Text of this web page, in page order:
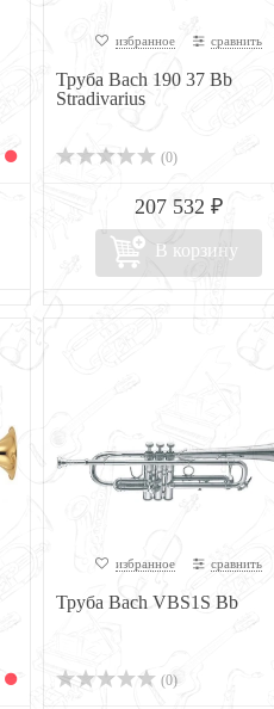
избранное сравнить
Труба Bach 190 37 Bb
Stradivarius
(0)
207 532 ₽
В корзину
избранное сравнить
Труба Bach VBS1S Bb
(0)